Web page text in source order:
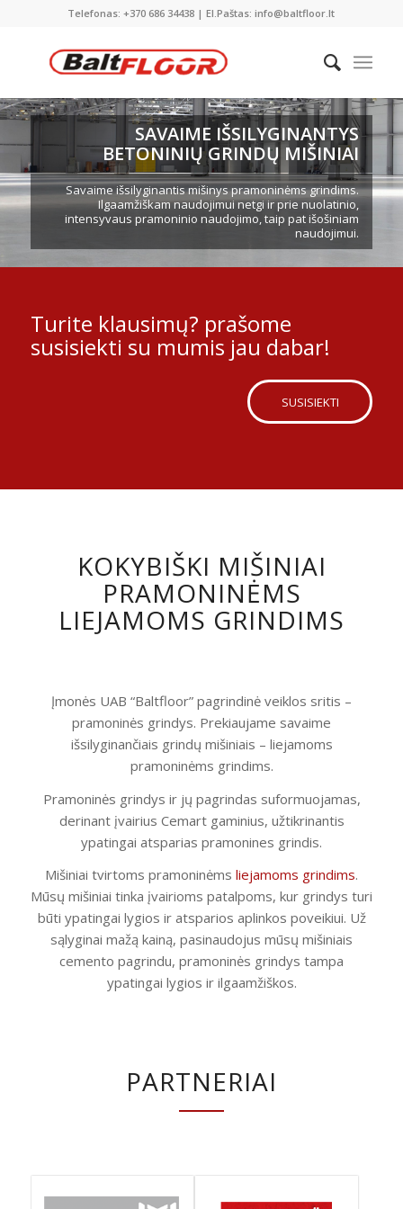
Telefonas: +370 686 34438 | El.Paštas: info@baltfloor.lt
SAVAIME IŠSILYGINANTYS
BETONINIŲ GRINDŲ MIŠINIAI
Savaime išsilyginantis mišinys pramoninėms grindims.
Ilgaamžiškam naudojimui netgi ir prie nuolatinio,
intensyvaus pramoninio naudojimo, taip pat išošiniam
naudojimui.
Turite klausimų? prašome
susisiekti su mumis jau dabar!
SUSISIEKTI
KOKYBIŠKI MIŠINIAI
PRAMONINĖMS
LIEJAMOMS GRINDIMS
Įmonės UAB “Baltfloor” pagrindinė veiklos sritis –
pramoninės grindys. Prekiaujame savaime
išsilyginančiais grindų mišiniais – liejamoms
pramoninėms grindims.
Pramoninės grindys ir jų pagrindas suformuojamas,
derinant įvairius Cemart gaminius, užtikrinantis
ypatingai atsparias pramonines grindis.
Mišiniai tvirtoms pramoninėms liejamoms grindims.
Mūsų mišiniai tinka įvairioms patalpoms, kur grindys turi
būti ypatingai lygios ir atsparios aplinkos poveikiui. Už
sąlyginai mažą kainą, pasinaudojus mūsų mišiniais
cemento pagrindu, pramoninės grindys tampa
ypatingai lygios ir ilgaamžiškos.
PARTNERIAI